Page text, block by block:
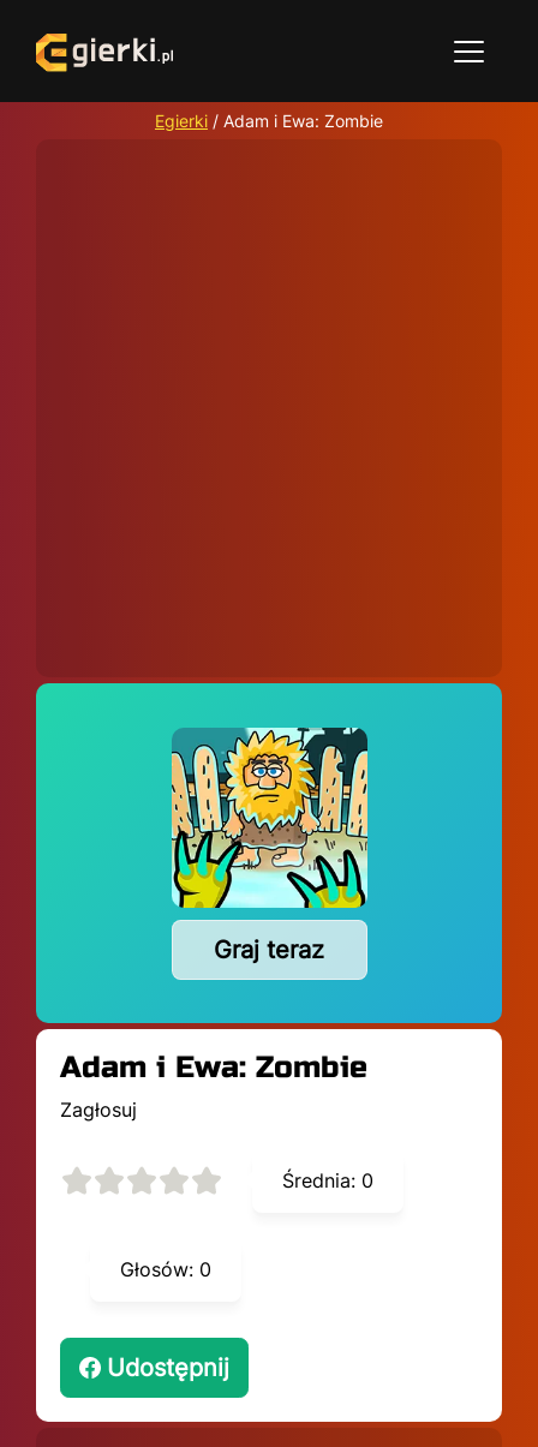
Egierki / Adam i Ewa: Zombie
Graj teraz
Adam i Ewa: Zombie
Zagłosuj
Średnia: 0
Głosów: 0
Udostępnij